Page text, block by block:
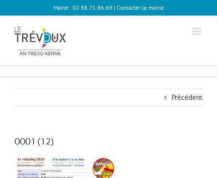
au
Mairie : 02 98 71 86 69 | Contacter la mairie
Précédent
0001 (12)